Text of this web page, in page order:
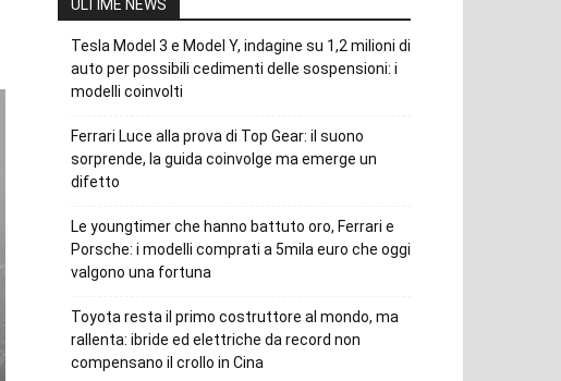
ULTIME NEWS
Tesla Model 3 e Model Y, indagine su 1,2 milioni di
auto per possibili cedimenti delle sospensioni: i
modelli coinvolti
Ferrari Luce alla prova di Top Gear: il suono
sorprende, la guida coinvolge ma emerge un
difetto
Le youngtimer che hanno battuto oro, Ferrari e
Porsche: i modelli comprati a 5mila euro che oggi
valgono una fortuna
Toyota resta il primo costruttore al mondo, ma
rallenta: ibride ed elettriche da record non
compensano il crollo in Cina